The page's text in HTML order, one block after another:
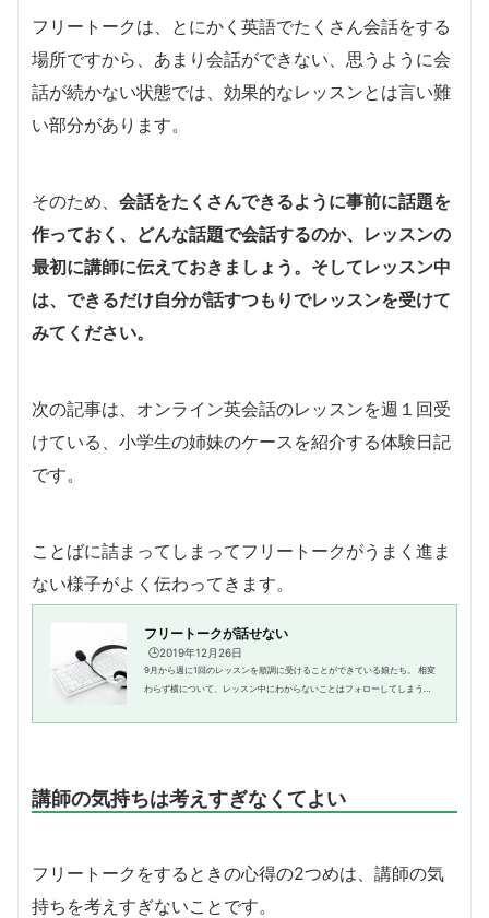
フリートークは、とにかく英語でたくさん会話をする
場所ですから、あまり会話ができない、思うように会
話が続かない状態では、効果的なレッスンとは言い難
い部分があります。
そのため、 会話をたくさんできるように事前に話題を
作っておく、どんな話題で会話するのか、レッスンの
最初に講師に伝えておきましょう。そしてレッスン中
は、できるだけ自分が話すつもりでレッスンを受けて
みてください。
次の記事は、オンライン英会話のレッスンを週１回受
けている、小学生の姉妹のケースを紹介する体験日記
です。
ことばに詰まってしまってフリートークがうまく進ま
ない様子がよく伝わってきます。
フリートークが話せない
🕒️2019年12月26日
9月から週に1回のレッスンを順調に受けることができている娘たち。 相変
わらず横について、レッスン中にわからないことはフォローしてしまう過
す。 「レッスンはバッチリだけ...
講師の気持ちは考えすぎなくてよい
フリートークをするときの心得の2つめは、講師の気
持ちを考えすぎないことです。